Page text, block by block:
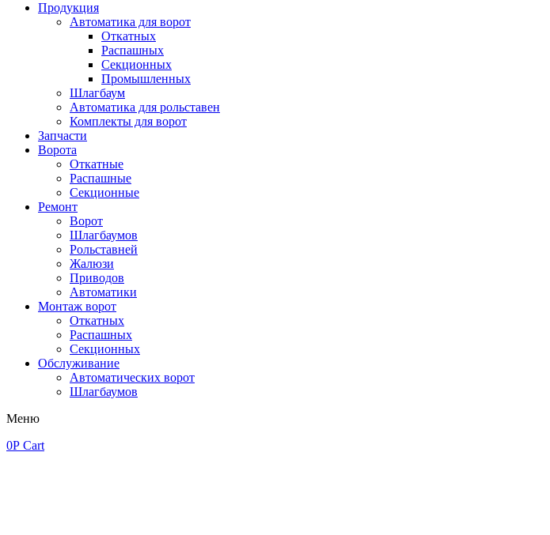
Продукция
Автоматика для ворот
Откатных
Распашных
Секционных
Промышленных
Шлагбаум
Автоматика для рольставен
Комплекты для ворот
Запчасти
Ворота
Откатные
Распашные
Секционные
Ремонт
Ворот
Шлагбаумов
Рольставней
Жалюзи
Приводов
Автоматики
Монтаж ворот
Откатных
Распашных
Секционных
Обслуживание
Автоматических ворот
Шлагбаумов
Меню
0Р Cart